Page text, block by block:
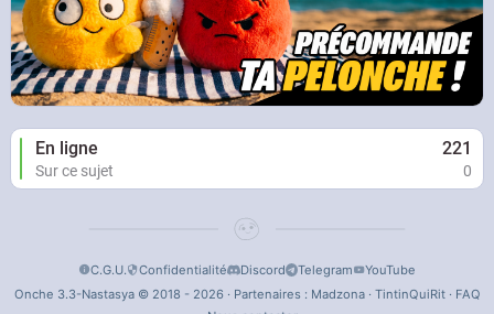
En ligne 221
Sur ce sujet 0
C.G.U. Confidentialité Discord Telegram
YouTube
Onche 3.3-Nastasya © 2018 - 2026 · Partenaires : Madzona· TintinQuiRit· FAQ